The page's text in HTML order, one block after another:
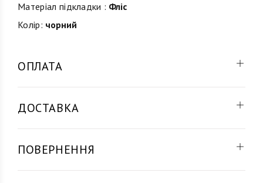
Матеріал підкладки : Фліс
Колір: чорний
ОПЛАТА
ДОСТАВКА
ПОВЕРНЕННЯ